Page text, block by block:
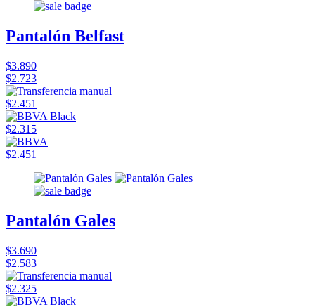
Pantalón Belfast
$3.890
$2.723
$2.451
$2.315
$2.451
Pantalón Gales
$3.690
$2.583
$2.325